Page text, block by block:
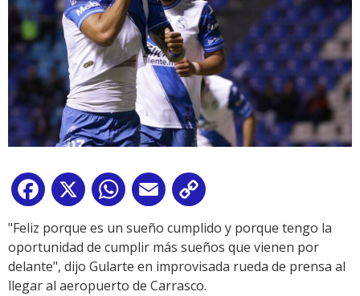
Facebook
X WhatsApp
Email
Link
"Feliz porque es un sueño cumplido y porque tengo la
oportunidad de cumplir más sueños que vienen por
delante", dijo Gularte en improvisada rueda de prensa al
llegar al aeropuerto de Carrasco.